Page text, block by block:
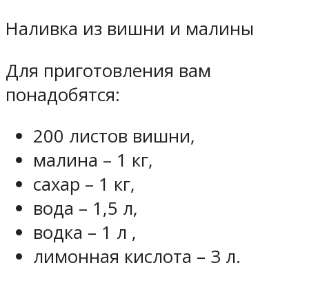
Наливка из вишни и малины
Для приготовления вам
понадобятся:
200 листов вишни,
малина – 1 кг,
сахар – 1 кг,
вода – 1,5 л,
водка – 1 л ,
лимонная кислота – 3 л.